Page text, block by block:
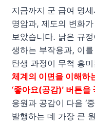
지금까지 군 급여 명
명암과, 제도의 변화
보았습니다. 낡은 규
생하는 부작용과, 이
탄생 과정이 무척 흥
체계의 이면을 이해하
‘좋아요(공감)’ 버튼을
응원과 공감이 다음 ‘
발행하는 데 가장 큰